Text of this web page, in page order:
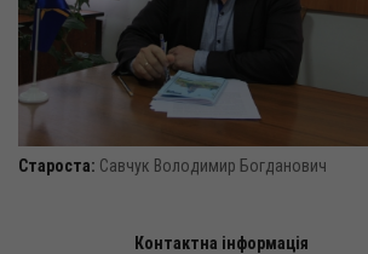
Староста: Савчук Володимир Богданович
Контактна інформація